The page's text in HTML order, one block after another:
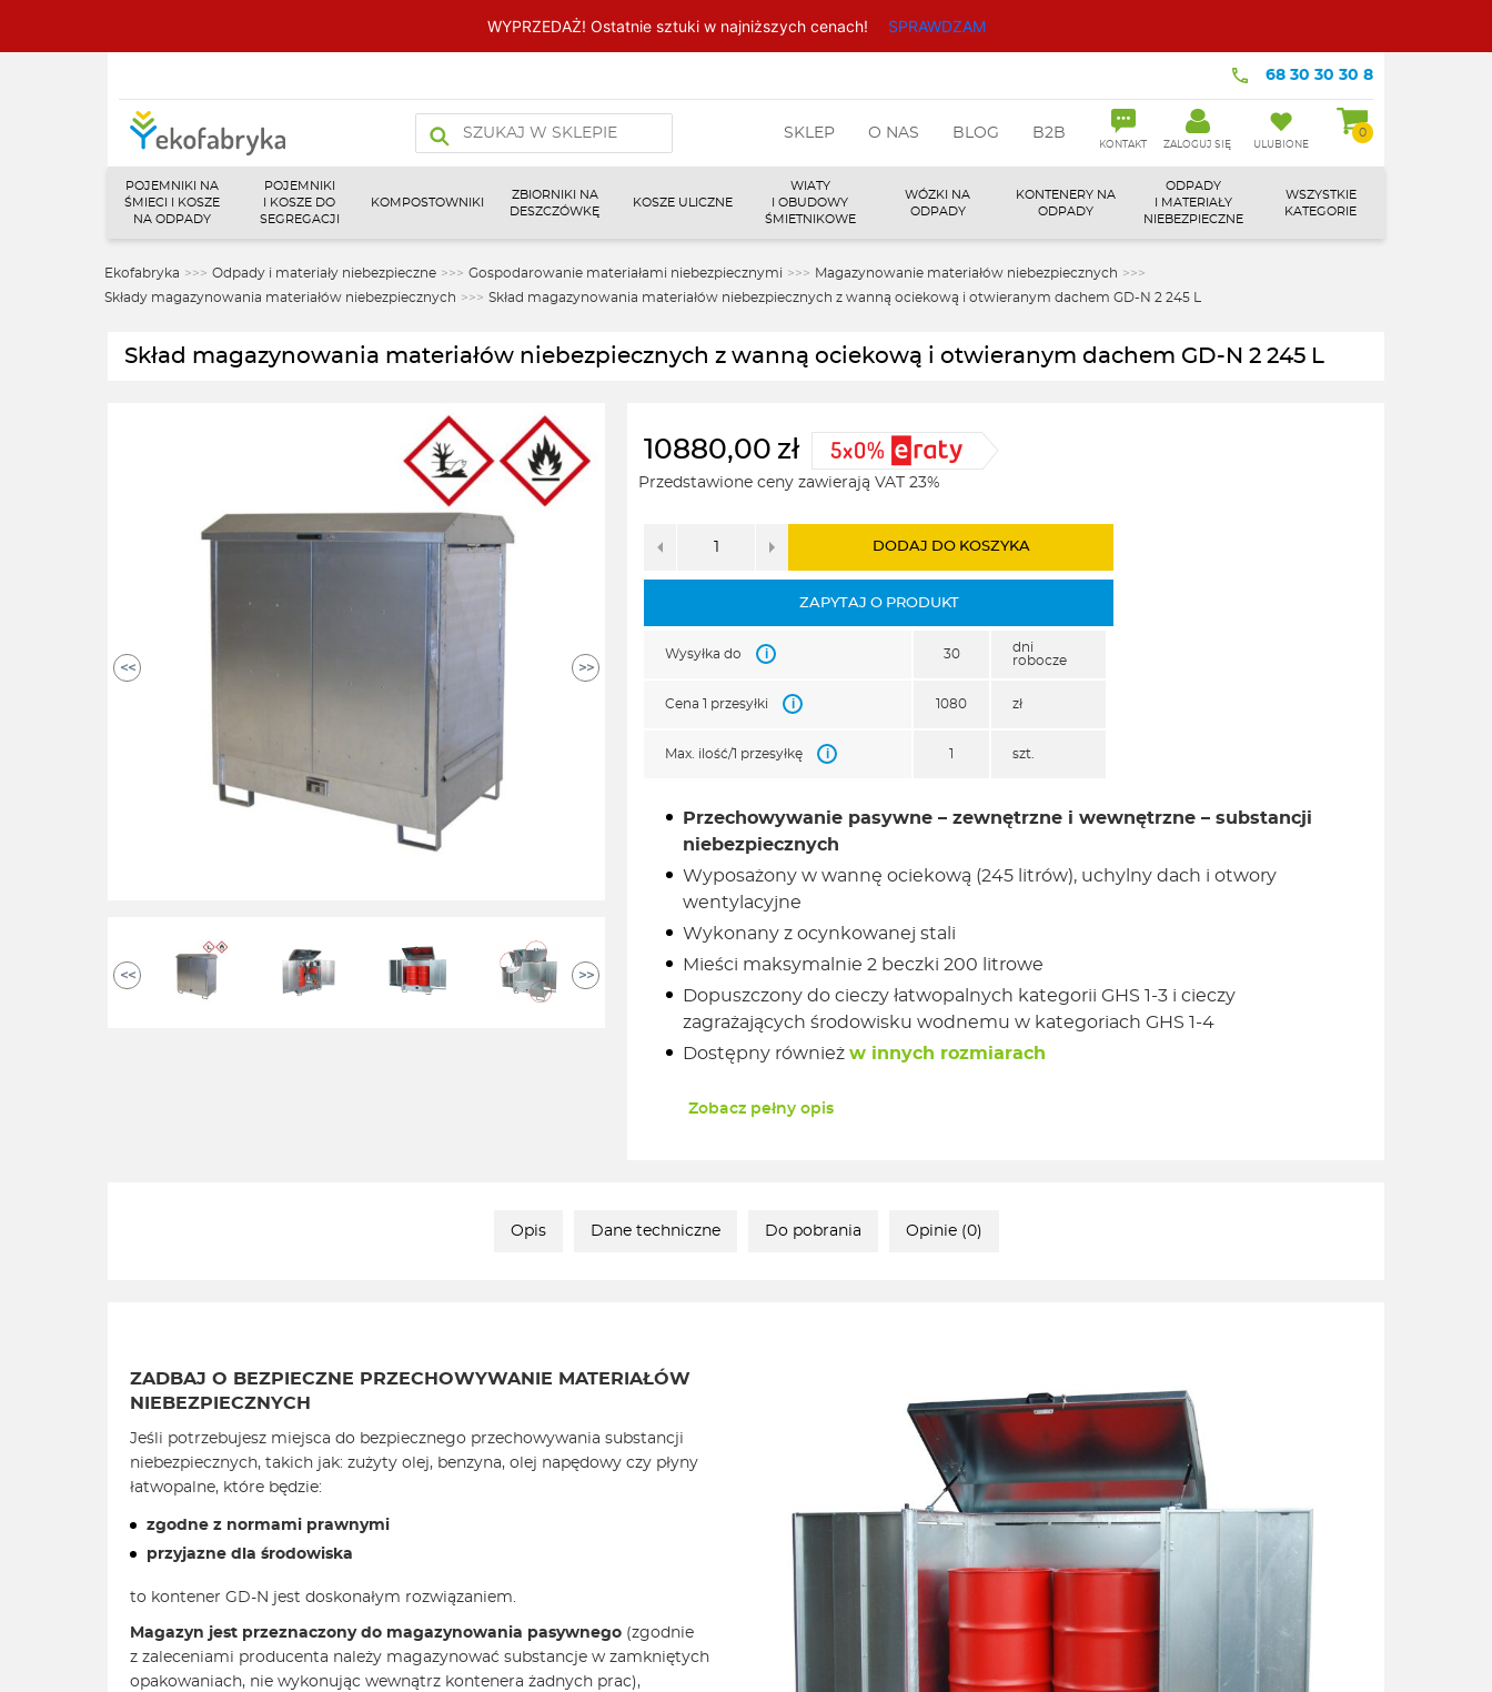
WYPRZEDAŻ! Ostatnie sztuki w najniższych cenach! SPRAWDZAM
68 30 30 30 8
produktów
SKLEP O NAS BLOG B2B
KONTAKT ZALOGUJ SIĘ ULUBIONE
0
POJEMNIKI NA
ŚMIECI I KOSZE
NA ODPADY
POJEMNIKI
I KOSZE DO
SEGREGACJI
KOMPOSTOWNIKI
ZBIORNIKI NA
DESZCZÓWKĘ
KOSZE ULICZNE
WIATY
I OBUDOWY
ŚMIETNIKOWE
WÓZKI NA
ODPADY
KONTENERY NA
ODPADY
ODPADY
I MATERIAŁY
NIEBEZPIECZNE
WSZYSTKIE
KATEGORIE
Ekofabryka >>> Odpady i materiały niebezpieczne >>> Gospodarowanie materiałami niebezpiecznymi >>> Magazynowanie materiałów niebezpiecznych >>>
Składy magazynowania materiałów niebezpiecznych >>> Skład magazynowania materiałów niebezpiecznych z wanną ociekową i otwieranym dachem GD-N 2 245 L
Skład magazynowania materiałów niebezpiecznych z wanną ociekową i otwieranym dachem GD-N 2 245 L
<< >>
<< >>
10880,00 zł
Przedstawione ceny zawierają VAT 23%
DODAJ DO KOSZYKA
ZAPYTAJ O PRODUKT
Wysyłka do i 30
dni
robocze
Cena 1 przesyłki i 1080 zł
Max. ilość/1 przesyłkę i szt.
Przechowywanie pasywne – zewnętrzne i wewnętrzne – substancji
niebezpiecznych
Wyposażony w wannę ociekową (245 litrów), uchylny dach i otwory
wentylacyjne
Wykonany z ocynkowanej stali
Mieści maksymalnie 2 beczki 200 litrowe
Dopuszczony do cieczy łatwopalnych kategorii GHS 1-3 i cieczy
zagrażających środowisku wodnemu w kategoriach GHS 1-4
Dostępny również w innych rozmiarach
Zobacz pełny opis
Opis Dane techniczne Do pobrania Opinie (0)
ZADBAJ O BEZPIECZNE PRZECHOWYWANIE MATERIAŁÓW
NIEBEZPIECZNYCH
Jeśli potrzebujesz miejsca do bezpiecznego przechowywania substancji
niebezpiecznych, takich jak: zużyty olej, benzyna, olej napędowy czy płyny
łatwopalne, które będzie:
zgodne z normami prawnymi
przyjazne dla środowiska
to kontener GD-N jest doskonałym rozwiązaniem.
Magazyn jest przeznaczony do magazynowania pasywnego (zgodnie
z zaleceniami producenta należy magazynować substancje w zamkniętych
opakowaniach, nie wykonując wewnątrz kontenera żadnych prac),